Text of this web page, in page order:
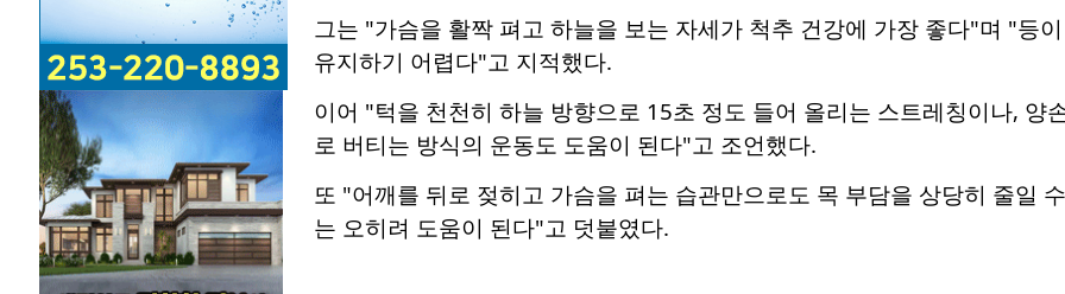
그는 "가슴을 활짝 펴고 하늘을 보는 자세가 척추 건강에 가장 좋다"며 "등
유지하기 어렵다"고 지적했다.
이어 "턱을 천천히 하늘 방향으로 15초 정도 들어 올리는 스트레칭이나, 양
로 버티는 방식의 운동도 도움이 된다"고 조언했다.
또 "어깨를 뒤로 젖히고 가슴을 펴는 습관만으로도 목 부담을 상당히 줄일
는 오히려 도움이 된다"고 덧붙였다.